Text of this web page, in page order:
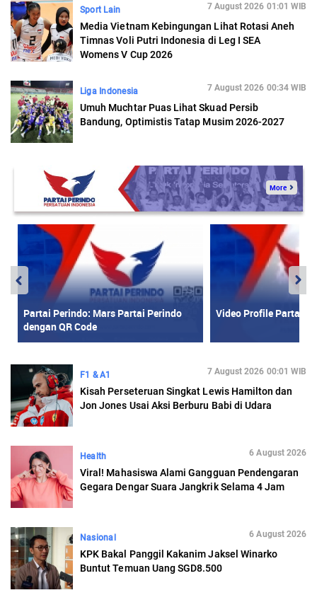
Sport Lain 7 August 2026 01:01 WIB
Media Vietnam Kebingungan Lihat Rotasi Aneh
Timnas Voli Putri Indonesia di Leg I SEA
Womens V Cup 2026
Liga Indonesia 7 August 2026 00:34 WIB
Umuh Muchtar Puas Lihat Skuad Persib
Bandung, Optimistis Tatap Musim 2026-2027
F1 & A1 7 August 2026 00:01 WIB
Kisah Perseteruan Singkat Lewis Hamilton dan
Jon Jones Usai Aksi Berburu Babi di Udara
Health 6 August 2026
Viral! Mahasiswa Alami Gangguan Pendengaran
Gegara Dengar Suara Jangkrik Selama 4 Jam
Nasional 6 August 2026
KPK Bakal Panggil Kakanim Jaksel Winarko
Buntut Temuan Uang SGD8.500